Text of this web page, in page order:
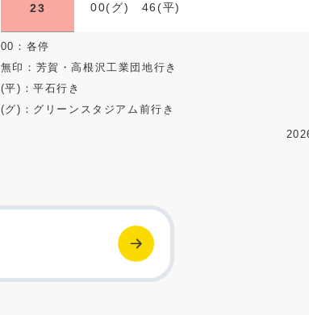
23 00(グ) 46(平)
00：各停
無印：芳賀・高根沢工業団地行き
(平)：平石行き
(グ)：グリーンスタジアム前行き